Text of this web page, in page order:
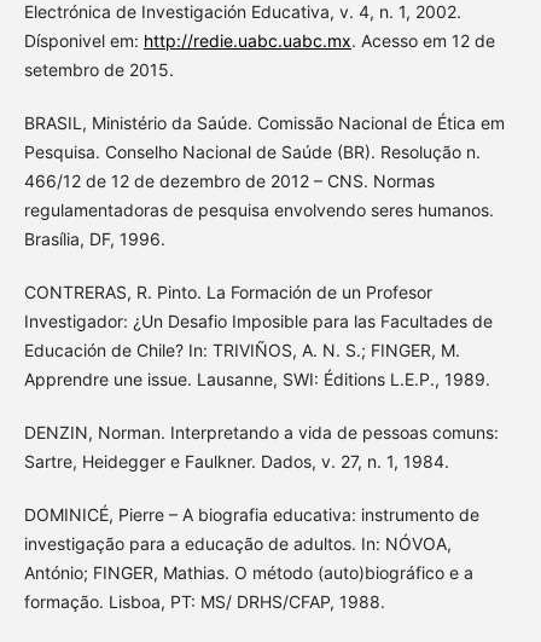
Electrónica de Investigación Educativa, v. 4, n. 1, 2002.
Dísponivel em: http://redie.uabc.uabc.mx. Acesso em 12 de
setembro de 2015.
BRASIL, Ministério da Saúde. Comissão Nacional de Ética em
Pesquisa. Conselho Nacional de Saúde (BR). Resolução n.
466/12 de 12 de dezembro de 2012 – CNS. Normas
regulamentadoras de pesquisa envolvendo seres humanos.
Brasília, DF, 1996.
CONTRERAS, R. Pinto. La Formación de un Profesor
Investigador: ¿Un Desafio Imposible para las Facultades de
Educación de Chile? In: TRIVIÑOS, A. N. S.; FINGER, M.
Apprendre une issue. Lausanne, SWI: Éditions L.E.P., 1989.
DENZIN, Norman. Interpretando a vida de pessoas comuns:
Sartre, Heidegger e Faulkner. Dados, v. 27, n. 1, 1984.
DOMINICÉ, Pierre – A biografia educativa: instrumento de
investigação para a educação de adultos. In: NÓVOA,
António; FINGER, Mathias. O método (auto)biográfico e a
formação. Lisboa, PT: MS/ DRHS/CFAP, 1988.